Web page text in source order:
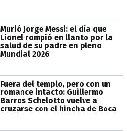
Murió Jorge Messi: el día que
Lionel rompió en llanto por la
salud de su padre en pleno
Mundial 2026
Fuera del templo, pero con un
romance intacto: Guillermo
Barros Schelotto vuelve a
cruzarse con el hincha de Boca